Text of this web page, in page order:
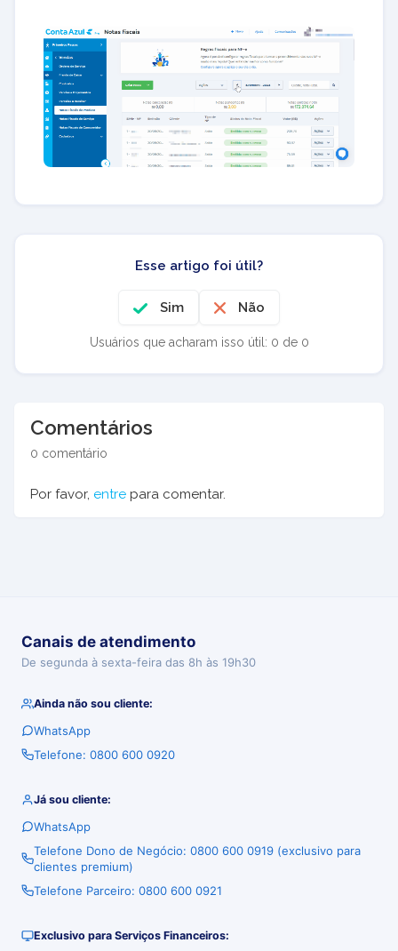
Esse artigo foi útil?
Sim Não
Usuários que acharam isso útil: 0 de 0
Comentários
0 comentário
Por favor, entre para comentar.
Canais de atendimento
De segunda à sexta-feira das 8h às 19h30
Ainda não sou cliente:
WhatsApp
Telefone: 0800 600 0920
Já sou cliente:
WhatsApp
Telefone Dono de Negócio: 0800 600 0919 (exclusivo para
clientes premium)
Telefone Parceiro: 0800 600 0921
Exclusivo para Serviços Financeiros: